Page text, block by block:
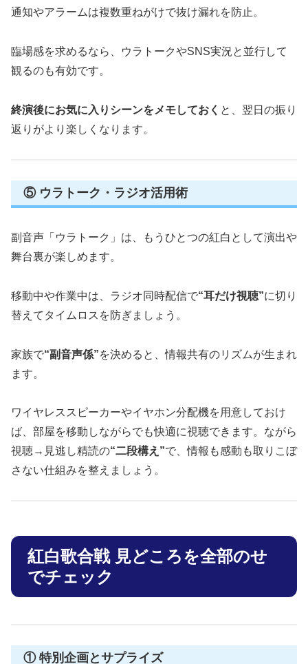
通知やアラームは複数重ねがけで抜け漏れを防止。
臨場感を求めるなら、ウラトークやSNS実況と並行して
観るのも有効です。
終演後にお気に入りシーンをメモしておく と、翌日の振り
返りがより楽しくなります。
⑤ ウラトーク・ラジオ活用術
副音声「ウラトーク」は、もうひとつの紅白として演出や
舞台裏が楽しめます。
移動中や作業中は、ラジオ同時配信で“耳だけ視聴”に切り
替えてタイムロスを防ぎましょう。
家族で“副音声係”を決めると、情報共有のリズムが生まれ
ます。
ワイヤレススピーカーやイヤホン分配機を用意しておけ
ば、部屋を移動しながらでも快適に視聴できます。ながら
視聴→見逃し精読の“二段構え”で、情報も感動も取りこぼ
さない仕組みを整えましょう。
紅白歌合戦 見どころを全部のせ
でチェック
① 特別企画とサプライズ